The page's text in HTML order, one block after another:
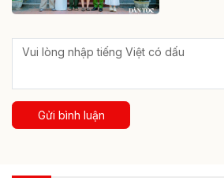
Gửi bình luận